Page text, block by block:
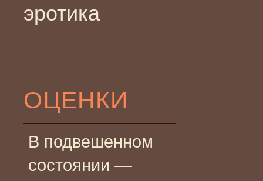
эротика
ОЦЕНКИ
В подвешенном
состоянии —